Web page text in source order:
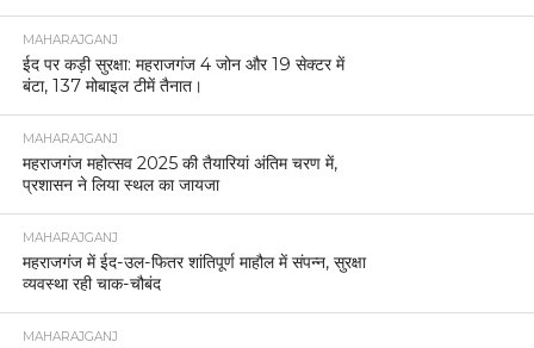
MAHARAJGANJ
ईद पर कड़ी सुरक्षा: महराजगंज 4 जोन और 19 सेक्टर में
बंटा, 137 मोबाइल टीमें तैनात।
MAHARAJGANJ
महराजगंज महोत्सव 2025 की तैयारियां अंतिम चरण में,
प्रशासन ने लिया स्थल का जायजा
MAHARAJGANJ
महराजगंज में ईद-उल-फितर शांतिपूर्ण माहौल में संपन्न, सुरक्षा
व्यवस्था रही चाक-चौबंद
MAHARAJGANJ